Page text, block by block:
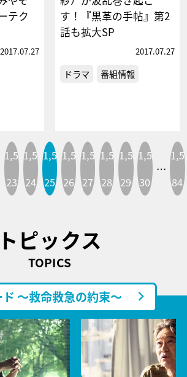
テク
2017.07.27
す！『黒革の手帖』第2
話も拡大SP
2017.07.27
ドラマ 番組情報
1,5
23
1,5
24
1,5
25
1,5
26
1,5
27
1,5
28
1,5
29
1,5
30
…
1,5
84
トピックス
TOPICS
～救命救急の約束～